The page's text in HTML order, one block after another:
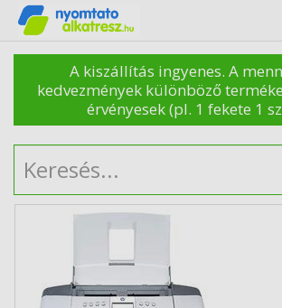
A kiszállítás ingyenes. A
kedvezmények különböző
érvényesek (pl. 1 fekete 1